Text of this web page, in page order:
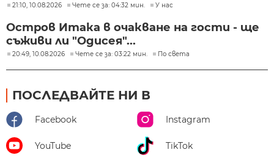
21:10, 10.08.2026 Чете се за: 04:32 мин. У нас
Остров Итака в очакване на гости - ще
съживи ли "Одисея"...
20:49, 10.08.2026 Чете се за: 03:22 мин. По света
ПОСЛЕДВАЙТЕ НИ В
Facebook Instagram
YouTube TikTok